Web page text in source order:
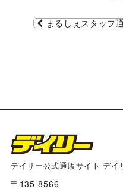
まるしぇスタッフ
デイリー公式通販サイト デイ
〒135-8566